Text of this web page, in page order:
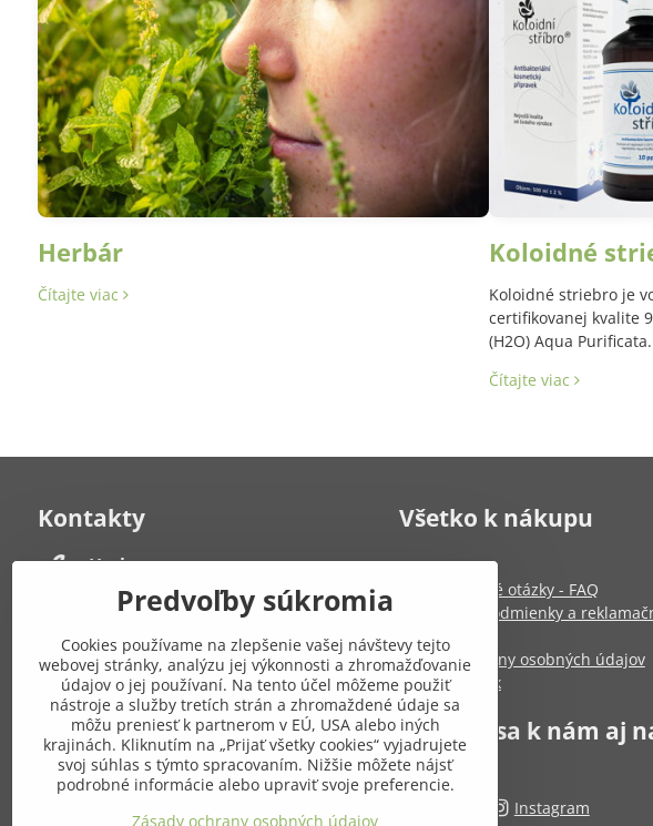
Herbár
Čítajte viac
Koloidné
Koloidné striebro je
certifikovanej kvalite
(H2O) Aqua Purificata.
Čítajte viac
Kontakty
Herbana, s​.r​.o​.
Strelecká 6
931 01 Šamorín
+421 908 549 649
eshop​@gresik​.sk
Osobný odber
Strelecká 6, Šamorín
Všetko k nákupu
Kontakt
Často kladené otázky - FAQ
Obchodné podmienky a
poriadok
Zásady ochrany osobných údajov
Mapa stránok
Pridajte sa k nám aj
sieťach
Instagram
Predvoľby súkromia
Cookies používame na zlepšenie vašej návštevy tejto
webovej stránky, analýzu jej výkonnosti a zhromažďovanie
údajov o jej používaní. Na tento účel môžeme použiť
nástroje a služby tretích strán a zhromaždené údaje sa
môžu preniesť k partnerom v EÚ, USA alebo iných
krajinách. Kliknutím na „Prijať všetky cookies“ vyjadrujete
svoj súhlas s týmto spracovaním. Nižšie môžete nájsť
podrobné informácie alebo upraviť svoje preferencie.
Zásady ochrany osobných údajov